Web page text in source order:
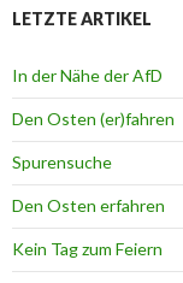
LETZTE ARTIKEL
In der Nähe der AfD
Den Osten (er)fahren
Spurensuche
Den Osten erfahren
Kein Tag zum Feiern